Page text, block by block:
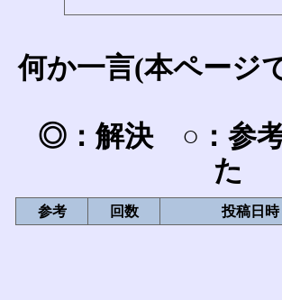
何か一言(本ページ
◎：解決 ○：参
た
参考 回数 投稿日時